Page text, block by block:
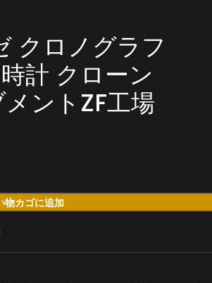
クロノグラフ
計 クローン
ントZF工場
物カゴに追加